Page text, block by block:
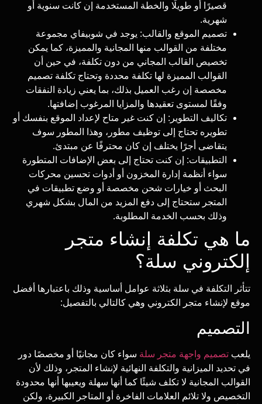
قصيرًا أو طويلًا والخطة المستخدمة إن كانت سنوية أو
شهرية.
تصميم الموقع والقالب: يوجد في شوبيفاي مجموعة
مختلفة من القوالب منها المجانية والمميزة، كما يمكن
تخصيص القالب المجاني من دون تكلفة، في حين أن
القوالب المميزة لها تكلفة محددة وتحتاج تكلفة تصميم
مخصصة إن رغب العميل بذلك، بما يعني زيادة النفقات
وفقًا لمستوى تعقيدها والمزايا المرغوب إضافتها.
تكاليف التطوير: إن كنت غير متاح لإعداد الموقع بنفسك أو
تطويره تحتاج إلى توظيف مطور، وهذا المطور سوف
يتقاضى أجرًا يختلف إن كان محترفًا عن مبتدئ.
التطبيقات: إن كنت تحتاج إلى بعض الإضافات المتطورة
سواء أنظمة إدارة المخزون أو أدوات تحسين محركات
البحث أو خيارات شحن مخصصة أو وضع تطبيقات في
المتجر ستحتاج إلى دفع المزيد من المال بشكل شهري
وذلك بحسب الخدمة المطلوبة.
ما هي تكلفة إنشاء متجر
إلكتروني سلة؟
تتأثر التكلفة في سلة بثلاثة عوامل أساسية وذلك باعتبارها أفضل
موقع لإنشاء متجر الكتروني وهي كالتالي بالتفصيل:
التصميم
يلعب تصميم واجهة متجر سلة سواء كان مجانيًا أو مخصصًا دور
في تحديد الميزانية والتكلفة النهائية لإنشاء المتجر، وذلك لأن
القوالب المجانية لا تكلف شيئًا كما أنها سهلة ويعيبها أنها محدودة
التخصيص ولا تلائم العلامات الفاخرة أو المتاجر الكبيرة، ولكن